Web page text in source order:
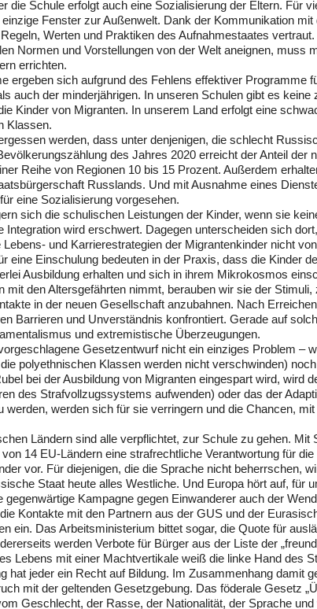
die Schule erfolgt auch eine Sozialisierung der Eltern. Für
Fenster zur Außenwelt. Dank der Kommunikation
Werten und Praktiken des Aufnahmestaates
Normen und Vorstellungen von der Welt aneignen, muss
errichten.
ergeben sich aufgrund des Fehlens effektiver Programme
auch der minderjährigen. In unseren Schulen gibt es
Kinder von Migranten. In unserem Land erfolgt eine
Klassen.
werden, dass unter denjenigen, die schlecht
des Jahres 2020 erreicht der Anteil der
Reihe von Regionen 10 bis 15 Prozent. Außerdem
Russlands. Und mit Ausnahme eines
eine Sozialisierung vorgesehen.
sich die schulischen Leistungen der Kinder, wenn sie
Integration wird erschwert. Dagegen unterscheiden sich
Lebens- und Karrierestrategien der Migrantenkinder nicht
eine Einschulung bedeuten in der Praxis, dass die Kinder
Ausbildung erhalten und sich in ihrem Mikrokosmos
mit den Altersgefährten nimmt, berauben wir sie der
in der neuen Gesellschaft anzubahnen. Nach
Barrieren und Unverständnis konfrontiert. Gerade auf
und extremistische Überzeugungen.
Gesetzentwurf nicht ein einziges Problem –
polyethnischen Klassen werden nicht verschwinden)
bei der Ausbildung von Migranten eingespart wird, wird
des Strafvollzugssystems aufwenden) oder das der
werden, werden sich für sie verringern und die Chancen,
Ländern sind alle verpflichtet, zur Schule zu gehen.
14 EU-Ländern eine strafrechtliche Verantwortung für
vor. Für diejenigen, die die Sprache nicht beherrschen,
Staat heute alles Westliche. Und Europa hört auf, für
gegenwärtige Kampagne gegen Einwanderer auch der
Kontakte mit den Partnern aus der GUS und der
ein. Das Arbeitsministerium bittet sogar, die Quote für
werden Verbote für Bürger aus der Liste der
Lebens mit einer Machtvertikale weiß die linke Hand des
hat jeder ein Recht auf Bildung. Im Zusammenhang damit
mit der geltenden Gesetzgebung. Das föderale Gesetz
Geschlecht, der Rasse, der Nationalität, der Sprache